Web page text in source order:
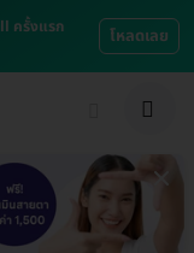
ครั้งแรก
โหลดเลย